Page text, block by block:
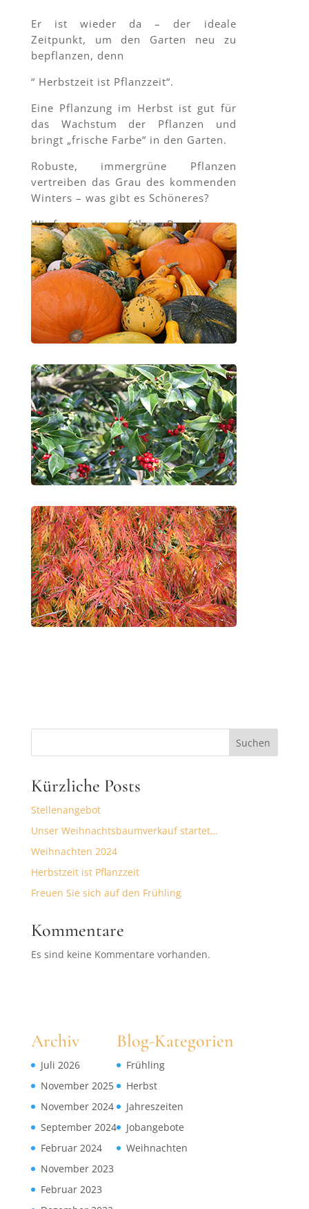
Er ist wieder da – der ideale
Zeitpunkt, um den Garten neu zu
bepflanzen, denn
“ Herbstzeit ist Pflanzzeit“.
Eine Pflanzung im Herbst ist gut für
das Wachstum der Pflanzen und
bringt „frische Farbe“ in den Garten.
Robuste, immergrüne Pflanzen
vertreiben das Grau des kommenden
Winters – was gibt es Schöneres?
Wir freuen uns auf Ihren Besuch.
Suchen
Kürzliche Posts
Stellenangebot
Unser Weihnachtsbaumverkauf startet…
Weihnachten 2024
Herbstzeit ist Pflanzzeit
Freuen Sie sich auf den Frühling
Kommentare
Es sind keine Kommentare vorhanden.
Archiv
Juli 2026
November 2025
November 2024
September 2024
Februar 2024
November 2023
Februar 2023
Blog-Kategorien
Frühling
Herbst
Jahreszeiten
Jobangebote
Weihnachten